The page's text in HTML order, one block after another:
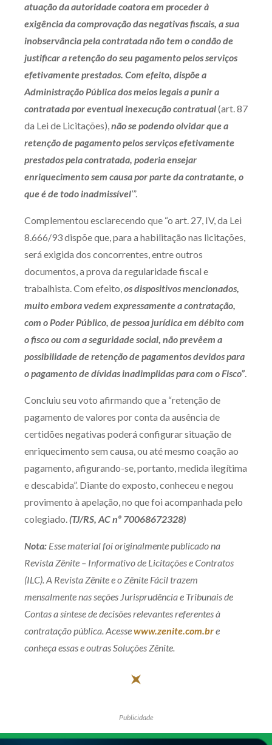
Whatsapp (41) 98881-6616
atuação da autoridade coatora em proceder à
exigência da comprovação das negativas fiscais, a sua
inobservância pela contratada não tem o condão de
justificar a retenção do seu pagamento pelos serviços
efetivamente prestados. Com efeito, dispõe a
Administração Pública dos meios legais a punir a
contratada por eventual inexecução contratual(art. 87
da Lei de Licitações),não se podendo olvidar que a
retenção de pagamento pelos serviços efetivamente
prestados pela contratada, poderia ensejar
enriquecimento sem causa por parte da contratante, o
que é de todo inadmissível’”.
Complementou esclarecendo que “o art. 27, IV, da Lei
8.666/93 dispõe que, para a habilitação nas licitações,
será exigida dos concorrentes, entre outros
documentos, a prova da regularidade fiscal e
trabalhista. Com efeito,os dispositivos mencionados,
muito embora vedem expressamente a contratação,
com o Poder Público, de pessoa jurídica em débito com
o fisco ou com a seguridade social, não prevêem a
possibilidade de retenção de pagamentos devidos para
o pagamento de dívidas inadimplidas para com o Fisco”.
Concluiu seu voto afirmando que a “retenção de
pagamento de valores por conta da ausência de
certidões negativas poderá configurar situação de
enriquecimento sem causa, ou até mesmo coação ao
pagamento, afigurando-se, portanto, medida ilegítima
e descabida”. Diante do exposto, conheceu e negou
provimento à apelação, no que foi acompanhada pelo
colegiado.(TJ/RS, AC nº 70068672328)
Nota: Esse material foi originalmente publicado na
Revista Zênite – Informativo de Licitações e Contratos
(ILC). A Revista Zênite e o Zênite Fácil trazem
mensalmente nas seções Jurisprudência e Tribunais de
Contas a síntese de decisões relevantes referentes à
contratação pública. Acessewww.zenite.com.bre
conheça essas e outras Soluções Zênite.
Publicidade